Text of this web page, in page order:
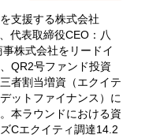
支援する株式会社
代表取締役CEO：八
株式会社をリードイ
QR2号ファンド投資
者割当増資（エクイテ
ットファイナンス）に
本ラウンドにおける資
Cエクイティ調達14.2